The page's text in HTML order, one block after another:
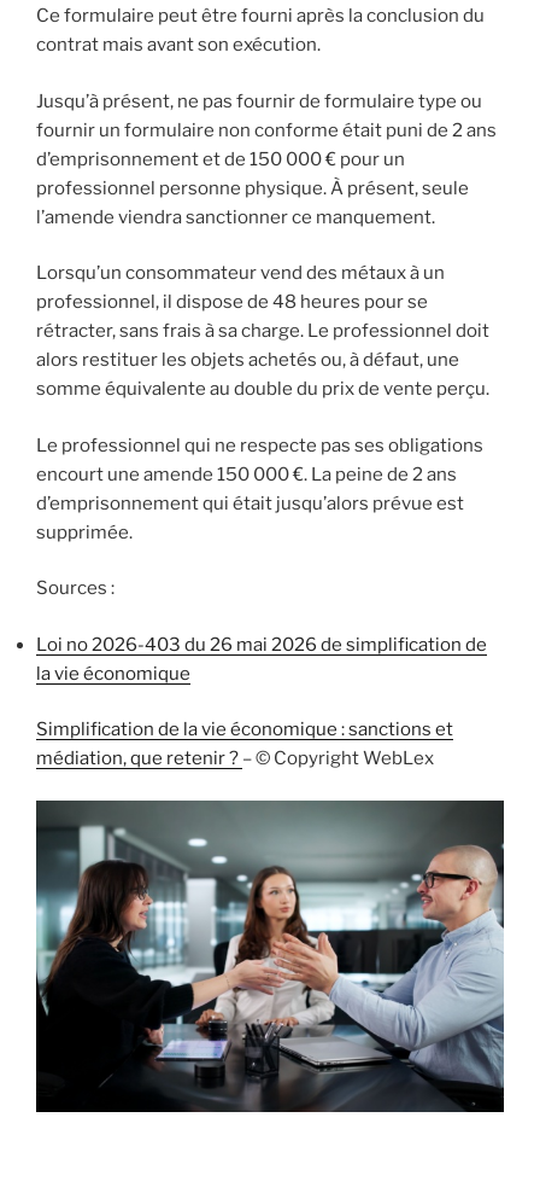
Ce formulaire peut être fourni après la conclusion du
contrat mais avant son exécution.
Jusqu’à présent, ne pas fournir de formulaire type ou
fournir un formulaire non conforme était puni de 2 ans
d’emprisonnement et de 150 000 € pour un
professionnel personne physique. À présent, seule
l’amende viendra sanctionner ce manquement.
Lorsqu’un consommateur vend des métaux à un
professionnel, il dispose de 48 heures pour se
rétracter, sans frais à sa charge. Le professionnel doit
alors restituer les objets achetés ou, à défaut, une
somme équivalente au double du prix de vente perçu.
Le professionnel qui ne respecte pas ses obligations
encourt une amende 150 000 €. La peine de 2 ans
d’emprisonnement qui était jusqu’alors prévue est
supprimée.
Sources :
Loi no 2026-403 du 26 mai 2026 de simplification de
la vie économique
Simplification de la vie économique : sanctions et
médiation, que retenir ? – © Copyright WebLex